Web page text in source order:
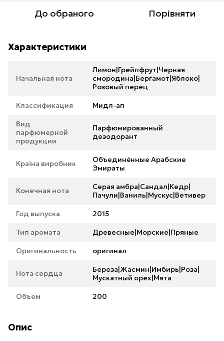
До обраного Порівняти
Характеристики
Начальная нота
Лимон|Грейпфрут|Черная
смородина|Бергамот|Яблоко|
Розовый перец
Классификация Мидл-ап
Вид
парфюмерной
продукции
Парфюмированный
дезодорант
Країна виробник
Объединённые Арабские
Эмираты
Конечная нота
Серая амбра|Сандал|Кедр|
Пачули|Ваниль|Мускус|Ветивер
Год выпуска 2015
Тип аромата Древесные|Морские|Пряные
Оригинальность оригинал
Нота сердца
Береза|Жасмин|Имбирь|Роза|
Мускатный орех|Мята
Объем 200
Опис